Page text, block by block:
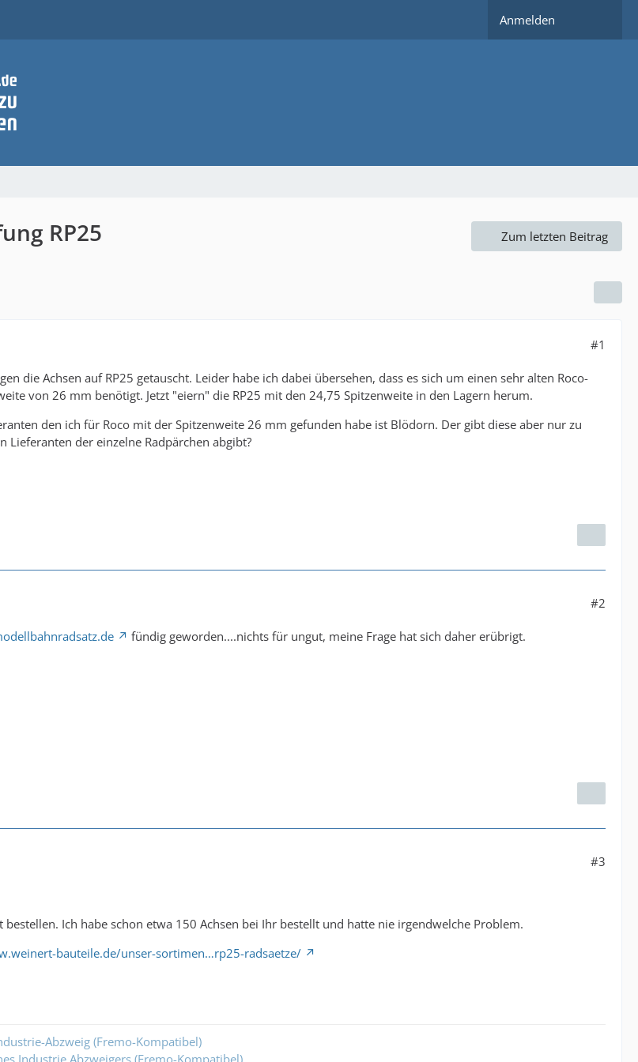
Anmelden
RP25 Zum letzten Beitrag
#1
die Achsen auf RP25 getauscht. Leider habe ich dabei übersehen, dass es sich um einen sehr alten Roco-
von 26 mm benötigt. Jetzt "eiern" die RP25 mit den 24,75 Spitzenweite in den Lagern herum.
den ich für Roco mit der Spitzenweite 26 mm gefunden habe ist Blödorn. Der gibt diese aber nur zu
Lieferanten der einzelne Radpärchen abgibt?
#2
fündig geworden....nichts für ungut, meine Frage hat sich daher erübrigt.
#3
bestellen. Ich habe schon etwa 150 Achsen bei Ihr bestellt und hatte nie irgendwelche Problem.
bauteile.de/unser-sortimen…rp25-radsaetze/
Abzweig (Fremo-Kompatibel)
Industrie Abzweigers (Fremo-Kompatibel)